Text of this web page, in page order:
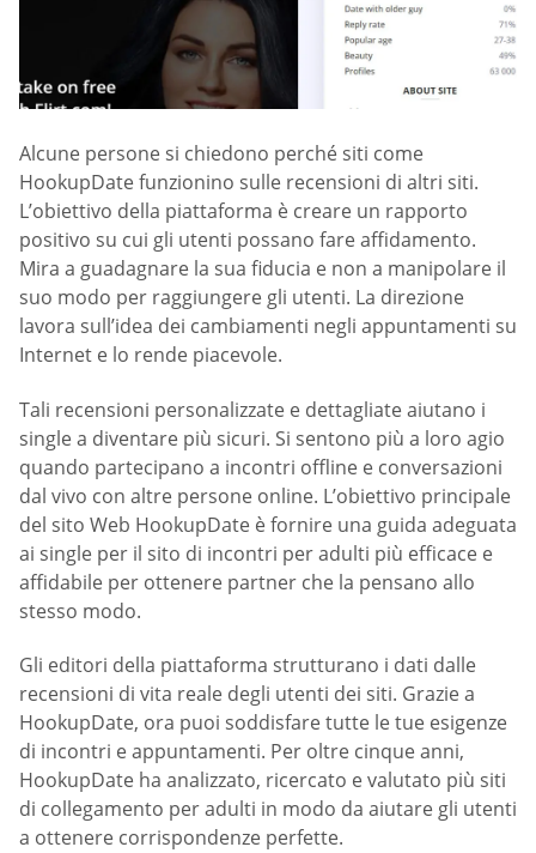
Alcune persone si chiedono perché siti come
HookupDate funzionino sulle recensioni di altri siti.
L’obiettivo della piattaforma è creare un rapporto
positivo su cui gli utenti possano fare affidamento.
Mira a guadagnare la sua fiducia e non a manipolare il
suo modo per raggiungere gli utenti. La direzione
lavora sull’idea dei cambiamenti negli appuntamenti su
Internet e lo rende piacevole.
Tali recensioni personalizzate e dettagliate aiutano i
single a diventare più sicuri. Si sentono più a loro agio
quando partecipano a incontri offline e conversazioni
dal vivo con altre persone online. L’obiettivo principale
del sito Web HookupDate è fornire una guida adeguata
ai single per il sito di incontri per adulti più efficace e
affidabile per ottenere partner che la pensano allo
stesso modo.
Gli editori della piattaforma strutturano i dati dalle
recensioni di vita reale degli utenti dei siti. Grazie a
HookupDate, ora puoi soddisfare tutte le tue esigenze
di incontri e appuntamenti. Per oltre cinque anni,
HookupDate ha analizzato, ricercato e valutato più siti
di collegamento per adulti in modo da aiutare gli utenti
a ottenere corrispondenze perfette.